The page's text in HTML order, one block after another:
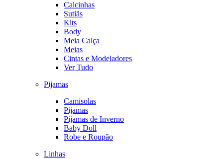
Calcinhas
Sutiãs
Kits
Body
Meia Calça
Meias
Cintas e Modeladores
Ver Tudo
Pijamas
Camisolas
Pijamas
Pijamas de Inverno
Baby Doll
Robe e Roupão
Linhas